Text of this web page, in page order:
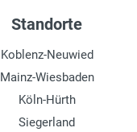
Standorte
Koblenz-Neuwied
Mainz-Wiesbaden
Köln-Hürth
Siegerland